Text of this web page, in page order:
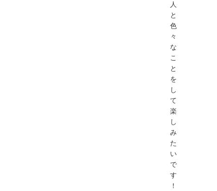
人
と
色
々
な
こ
と
を
し
て
楽
し
み
た
い
で
す
！